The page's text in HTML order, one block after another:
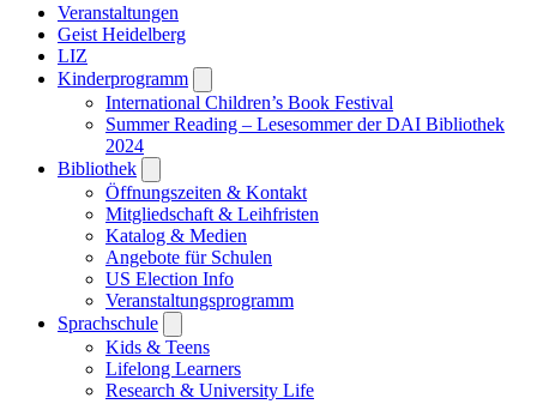
Veranstaltungen
Geist Heidelberg
LIZ
Kinderprogramm
submenu
International Children’s Book Festival
Summer Reading – Lesesommer der DAI Bibliothek
2024
Bibliothek
submenu
Öffnungszeiten & Kontakt
Mitgliedschaft & Leihfristen
Katalog & Medien
Angebote für Schulen
US Election Info
Veranstaltungsprogramm
Sprachschule
submenu
Kids & Teens
Lifelong Learners
Research & University Life